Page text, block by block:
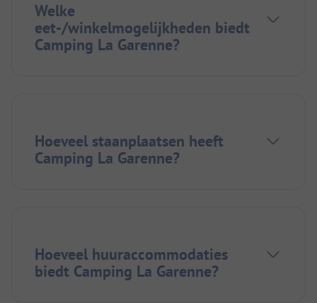
Welke
eet-/winkelmogelijkheden biedt
Camping La Garenne?
Hoeveel staanplaatsen heeft
Camping La Garenne?
Hoeveel huuraccommodaties
biedt Camping La Garenne?